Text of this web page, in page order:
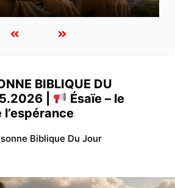
aux questions sincères
BIBLIQUE DU
|
Ésaïe – le
Biblique Du Jour